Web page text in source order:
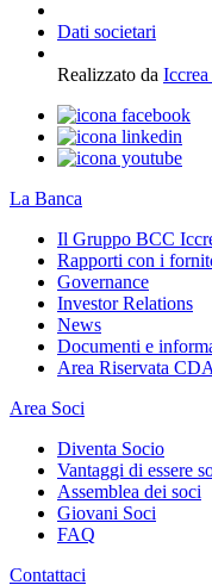
Dati societari
Realizzato da
La Banca
Il Gruppo BCC
Rapporti con i
Governance
Investor Relations
News
Documenti e
Area Riservata CDA
Area Soci
Diventa Socio
Vantaggi di essere
Assemblea dei soci
Giovani Soci
FAQ
Contattaci